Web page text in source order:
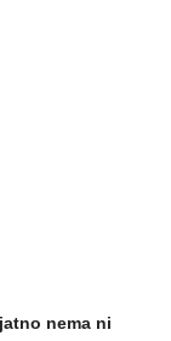
nema ni